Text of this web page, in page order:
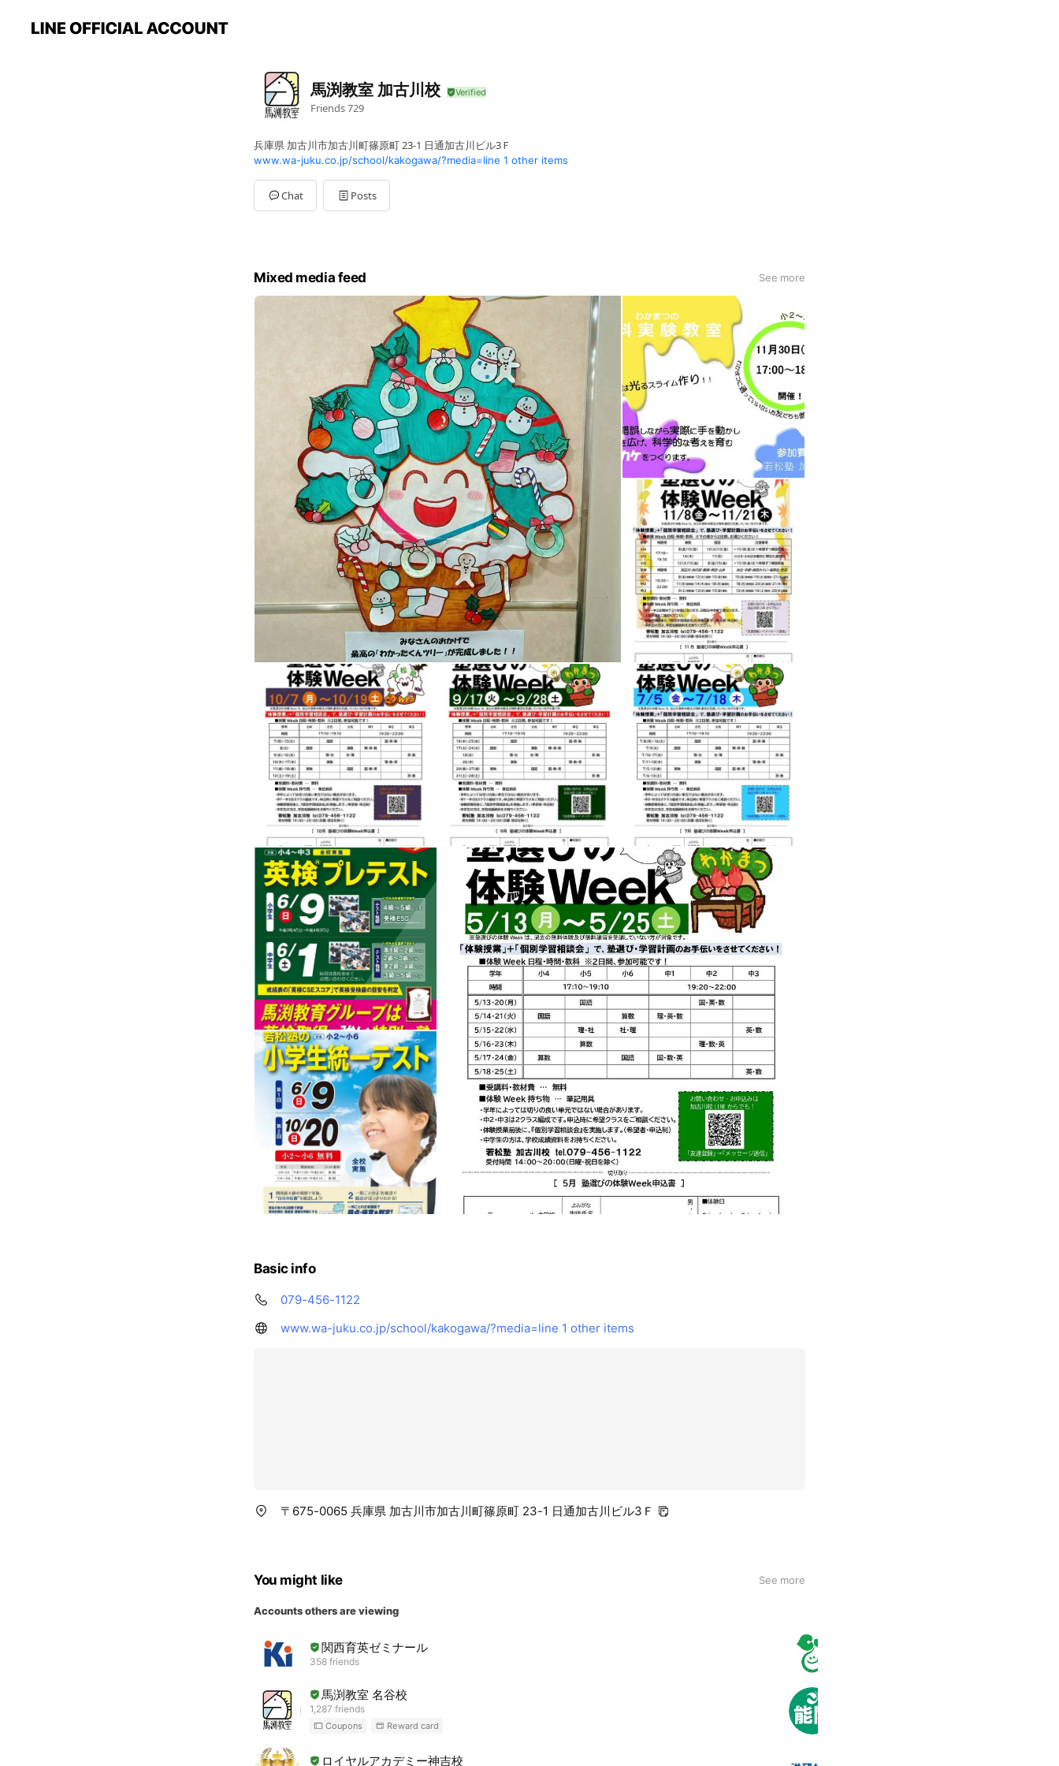
馬渕教室 加古川校
Friends729
兵庫県 加古川市加古川町篠原町 23-1 日通加古川ビル3Ｆ
www.wa-juku.co.jp/school/kakogawa/?media=line 1 other items
Chat Posts
Mixed media feed See more
Basic info
079-456-1122
www.wa-juku.co.jp/school/kakogawa/?media=line 1 other items
〒675-0065 兵庫県 加古川市加古川町篠原町 23-1 日通加古川ビル3Ｆ
You might like See more
Accounts others are viewing
関西育英ゼミナール
358 friends
馬渕教室 名谷校
1,287 friends
Coupons Reward card
ロイヤルアカデミー神吉校